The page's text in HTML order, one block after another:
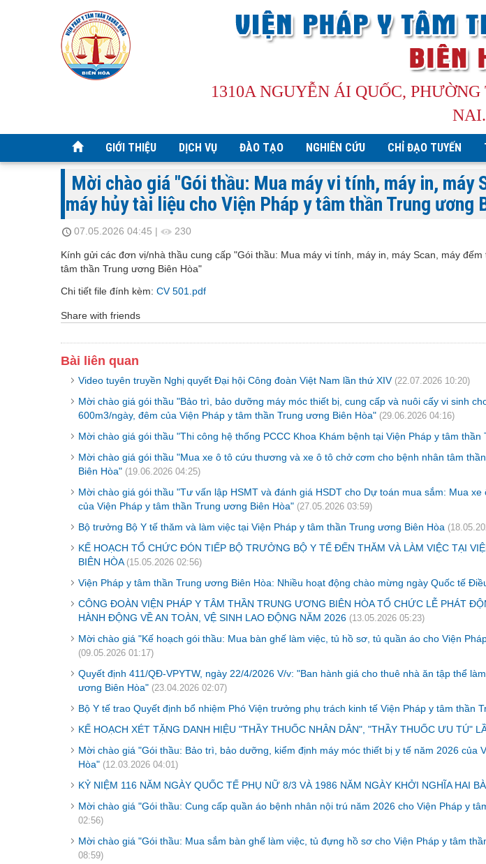
1310A NGUYỄN ÁI QUỐC,
NAI.
GIỚI THIỆU DỊCH VỤ ĐÀO TẠO NGHIÊN CỨU CHỈ ĐẠO TUYẾN
Mời chào giá "Gói thầu: Mua máy vi tính, máy in, máy
máy hủy tài liệu cho Viện Pháp y tâm thần Trung ương
07.05.2026 04:45 | 230
Kính gửi các đơn vị/nhà thầu cung cấp "Gói thầu: Mua máy vi tính, máy in, máy Scan, máy
tâm thần Trung ương Biên Hòa"
Chi tiết file đính kèm: CV 501.pdf
Share with friends
Bài liên quan
Video tuyên truyền Nghị quyết Đại hội Công đoàn Việt Nam lần thứ XIV (22.07.2026 10:20)
Mời chào giá gói thầu "Bảo trì, bảo dưỡng máy móc thiết bị, cung cấp và nuôi cấy vi sinh
600m3/ngày, đêm của Viện Pháp y tâm thần Trung ương Biên Hòa" (29.06.2026 04:16)
Mời chào giá gói thầu "Thi công hệ thống PCCC Khoa Khám bệnh tại Viện Pháp y tâm
Mời chào giá gói thầu "Mua xe ô tô cứu thương và xe ô tô chở cơm cho bệnh nhân tâm
Biên Hòa" (19.06.2026 04:25)
Mời chào giá gói thầu "Tư vấn lập HSMT và đánh giá HSDT cho Dự toán mua sắm: Mua
của Viện Pháp y tâm thần Trung ương Biên Hòa" (27.05.2026 03:59)
Bộ trưởng Bộ Y tế thăm và làm việc tại Viện Pháp y tâm thần Trung ương Biên Hòa
KẾ HOẠCH TỔ CHỨC ĐÓN TIẾP BỘ TRƯỞNG BỘ Y TẾ ĐẾN THĂM VÀ LÀM VIỆC TẠI
BIÊN HÒA (15.05.2026 02:56)
Viện Pháp y tâm thần Trung ương Biên Hòa: Nhiều hoạt động chào mừng ngày Quốc tế
CÔNG ĐOÀN VIỆN PHÁP Y TÂM THẦN TRUNG ƯƠNG BIÊN HÒA TỔ CHỨC LỄ PHÁT
HÀNH ĐỘNG VỀ AN TOÀN, VỆ SINH LAO ĐỘNG NĂM 2026 (13.05.2026 05:23)
Mời chào giá "Kế hoạch gói thầu: Mua bàn ghế làm việc, tủ hồ sơ, tủ quần áo cho Viện
(09.05.2026 01:17)
Quyết định 411/QĐ-VPYTW, ngày 22/4/2026 V/v: "Ban hành giá cho thuê nhà ăn tập thể
ương Biên Hòa" (23.04.2026 02:07)
Bộ Y tế trao Quyết định bổ nhiệm Phó Viện trưởng phụ trách kinh tế Viện Pháp y tâm thần
KẾ HOẠCH XÉT TẶNG DANH HIỆU "THẦY THUỐC NHÂN DÂN", "THẦY THUỐC ƯU TÚ"
Mời chào giá "Gói thầu: Bảo trì, bảo dưỡng, kiểm định máy móc thiết bị y tế năm 2026 của
Hòa" (12.03.2026 04:01)
KỶ NIỆM 116 NĂM NGÀY QUỐC TẾ PHỤ NỮ 8/3 VÀ 1986 NĂM NGÀY KHỞI NGHĨA HAI
Mời chào giá "Gói thầu: Cung cấp quần áo bệnh nhân nội trú năm 2026 cho Viện Pháp y
02:56)
Mời chào giá "Gói thầu: Mua sắm bàn ghế làm việc, tủ đựng hồ sơ cho Viện Pháp y tâm
08:59)